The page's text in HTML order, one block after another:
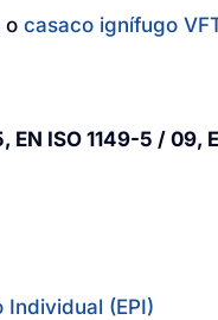
o casaco ignífugo
EN ISO 1149-5 / 09,
Individual (EPI)